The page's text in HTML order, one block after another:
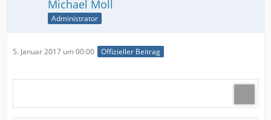
Michael Moll
Administrator
5. Januar 2017 um 00:00 Offizieller Beitrag